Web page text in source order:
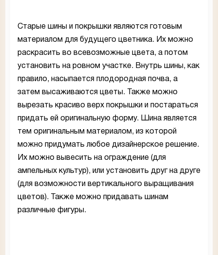
Старые шины и покрышки являются готовым
материалом для будущего цветника. Их можно
раскрасить во всевозможные цвета, а потом
установить на ровном участке. Внутрь шины, как
правило, насыпается плодородная почва, а
затем высаживаются цветы. Также можно
вырезать красиво верх покрышки и постараться
придать ей оригинальную форму. Шина является
тем оригинальным материалом, из которой
можно придумать любое дизайнерское решение.
Их можно вывесить на ограждение (для
ампельных культур), или установить друг на друге
(для возможности вертикального выращивания
цветов). Также можно придавать шинам
различные фигуры.